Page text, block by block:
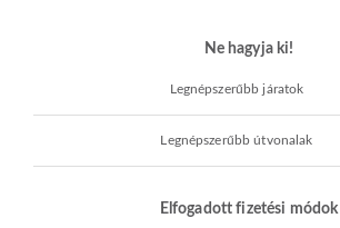
Ne hagyja ki!
Legnépszerűbb járatok
Legnépszerűbb útvonalak
Elfogadott fizetési módok